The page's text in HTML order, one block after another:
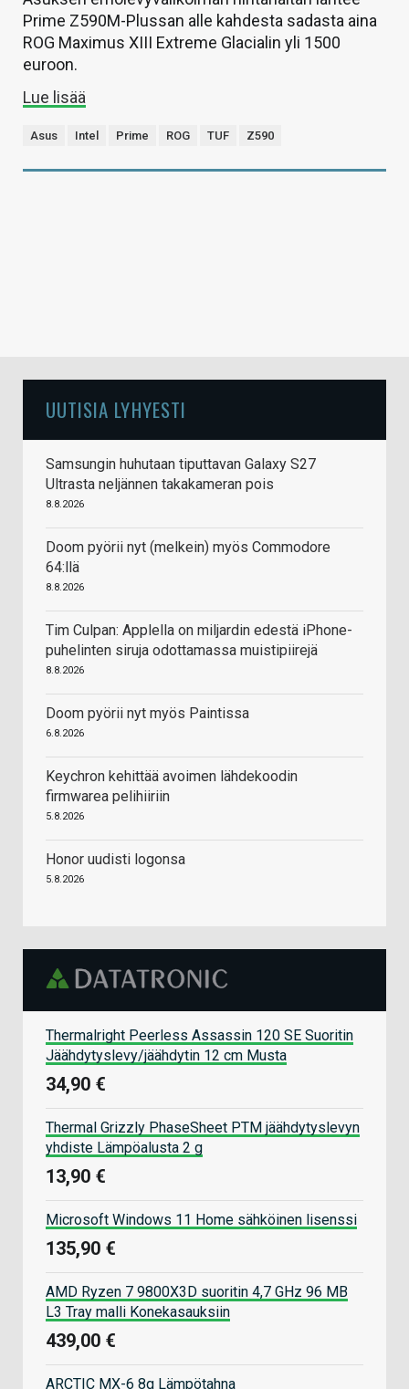
Prime Z590M-Plussan alle kahdesta sadasta aina
ROG Maximus XIII Extreme Glacialin yli 1500
euroon.
Lue lisää
Asus Intel Prime ROG TUF Z590
UUTISIA LYHYESTI
Samsungin huhutaan tiputtavan Galaxy S27
Ultrasta neljännen takakameran pois
8.8.2026
Doom pyörii nyt (melkein) myös Commodore
64:llä
8.8.2026
Tim Culpan: Applella on miljardin edestä iPhone-
puhelinten siruja odottamassa muistipiirejä
8.8.2026
Doom pyörii nyt myös Paintissa
6.8.2026
Keychron kehittää avoimen lähdekoodin
firmwarea pelihiiriin
5.8.2026
Honor uudisti logonsa
5.8.2026
Thermalright Peerless Assassin 120 SE Suoritin
Jäähdytyslevy/jäähdytin 12 cm Musta
34,90 €
Thermal Grizzly PhaseSheet PTM jäähdytyslevyn
yhdiste Lämpöalusta 2 g
13,90 €
Microsoft Windows 11 Home sähköinen lisenssi
135,90 €
AMD Ryzen 7 9800X3D suoritin 4,7 GHz 96 MB
L3 Tray malli Konekasauksiin
439,00 €
ARCTIC MX-6 8g Lämpötahna